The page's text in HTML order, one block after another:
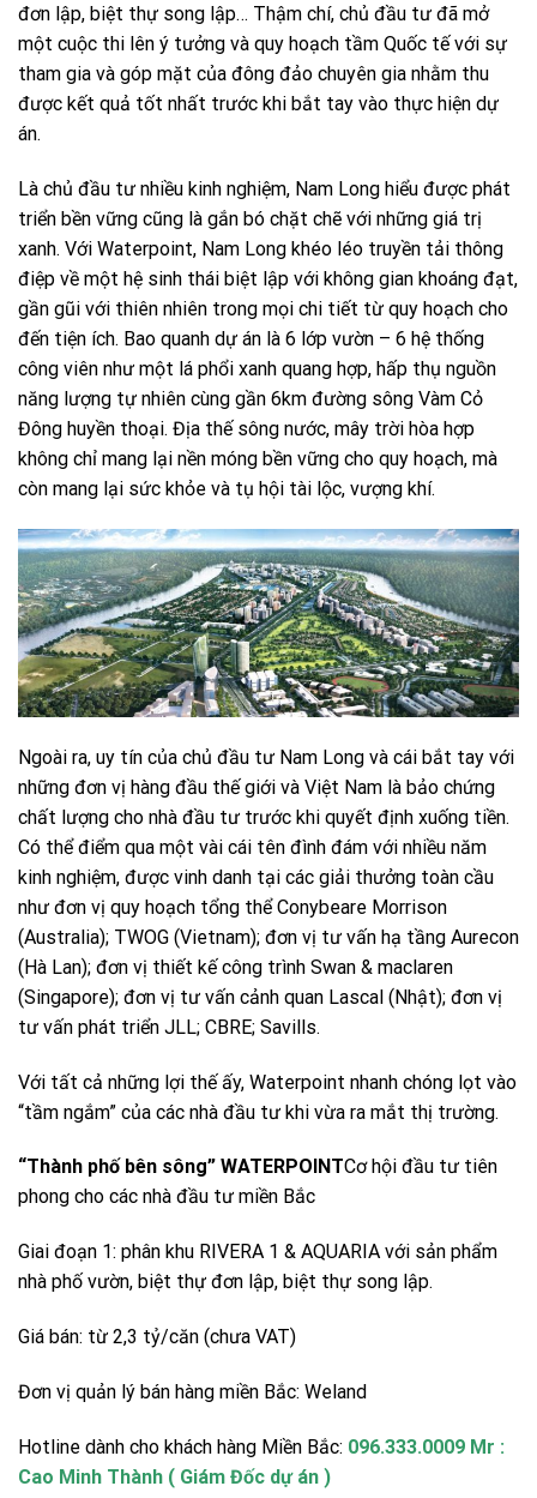
đơn lập, biệt thự song lập… Thậm chí, chủ đầu tư đã mở
một cuộc thi lên ý tưởng và quy hoạch tầm Quốc tế với sự
tham gia và góp mặt của đông đảo chuyên gia nhằm thu
được kết quả tốt nhất trước khi bắt tay vào thực hiện dự
án.
Là chủ đầu tư nhiều kinh nghiệm, Nam Long hiểu được phát
triển bền vững cũng là gắn bó chặt chẽ với những giá trị
xanh. Với Waterpoint, Nam Long khéo léo truyền tải thông
điệp về một hệ sinh thái biệt lập với không gian khoáng đạt,
gần gũi với thiên nhiên trong mọi chi tiết từ quy hoạch cho
đến tiện ích. Bao quanh dự án là 6 lớp vườn – 6 hệ thống
công viên như một lá phổi xanh quang hợp, hấp thụ nguồn
năng lượng tự nhiên cùng gần 6km đường sông Vàm Cỏ
Đông huyền thoại. Địa thế sông nước, mây trời hòa hợp
không chỉ mang lại nền móng bền vững cho quy hoạch, mà
còn mang lại sức khỏe và tụ hội tài lộc, vượng khí.
Ngoài ra, uy tín của chủ đầu tư Nam Long và cái bắt tay với
những đơn vị hàng đầu thế giới và Việt Nam là bảo chứng
chất lượng cho nhà đầu tư trước khi quyết định xuống tiền.
Có thể điểm qua một vài cái tên đình đám với nhiều năm
kinh nghiệm, được vinh danh tại các giải thưởng toàn cầu
như đơn vị quy hoạch tổng thể Conybeare Morrison
(Australia); TWOG (Vietnam); đơn vị tư vấn hạ tầng Aurecon
(Hà Lan); đơn vị thiết kế công trình Swan & maclaren
(Singapore); đơn vị tư vấn cảnh quan Lascal (Nhật); đơn vị
tư vấn phát triển JLL; CBRE; Savills.
Với tất cả những lợi thế ấy, Waterpoint nhanh chóng lọt vào
“tầm ngắm” của các nhà đầu tư khi vừa ra mắt thị trường.
“Thành phố bên sông” WATERPOINTCơ hội đầu tư tiên
phong cho các nhà đầu tư miền Bắc
Giai đoạn 1: phân khu RIVERA 1 & AQUARIA với sản phẩm
nhà phố vườn, biệt thự đơn lập, biệt thự song lập.
Giá bán: từ 2,3 tỷ/căn (chưa VAT)
Đơn vị quản lý bán hàng miền Bắc: Weland
Hotline dành cho khách hàng Miền Bắc: 096.333.0009 Mr :
Cao Minh Thành ( Giám Đốc dự án )